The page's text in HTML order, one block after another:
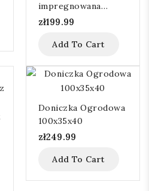
impregnowana
50x50x50H
zł199.99
Add To Cart
Doniczka Ogrodowa
100x35x40
zł249.99
Add To Cart